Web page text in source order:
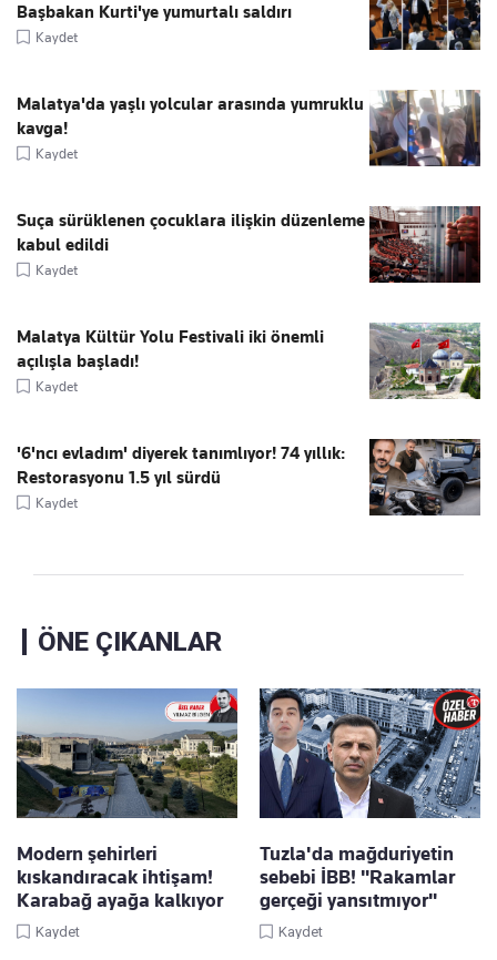
Başbakan Kurti'ye yumurtalı saldırı
Kaydet
Malatya'da yaşlı yolcular arasında yumruklu
kavga!
Kaydet
Suça sürüklenen çocuklara ilişkin düzenleme
kabul edildi
Kaydet
Malatya Kültür Yolu Festivali iki önemli
açılışla başladı!
Kaydet
'6'ncı evladım' diyerek tanımlıyor! 74 yıllık:
Restorasyonu 1.5 yıl sürdü
Kaydet
ÖNE ÇIKANLAR
Modern şehirleri
kıskandıracak ihtişam!
Karabağ ayağa kalkıyor
Kaydet
Tuzla'da mağduriyetin
sebebi İBB! "Rakamlar
gerçeği yansıtmıyor"
Kaydet